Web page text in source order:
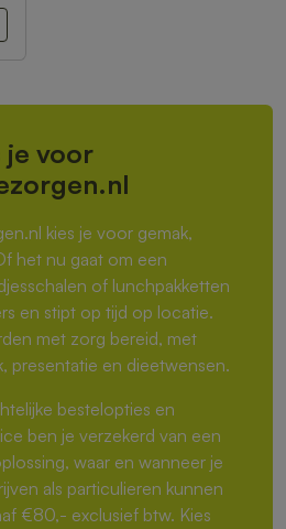
je voor
kies je voor gemak,
het nu gaat om een
of lunchpakketten
en stipt op tijd op locatie.
met zorg bereid, met
presentatie en dieetwensen.
bestelopties en
ben je verzekerd van een
waar en wanneer je
als particulieren kunnen
€80,- exclusief btw. Kies